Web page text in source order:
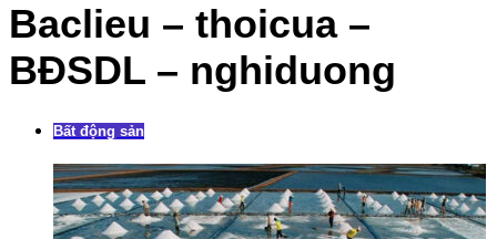
Baclieu – thoicua –
BĐSDL – nghiduong
Bất động sản